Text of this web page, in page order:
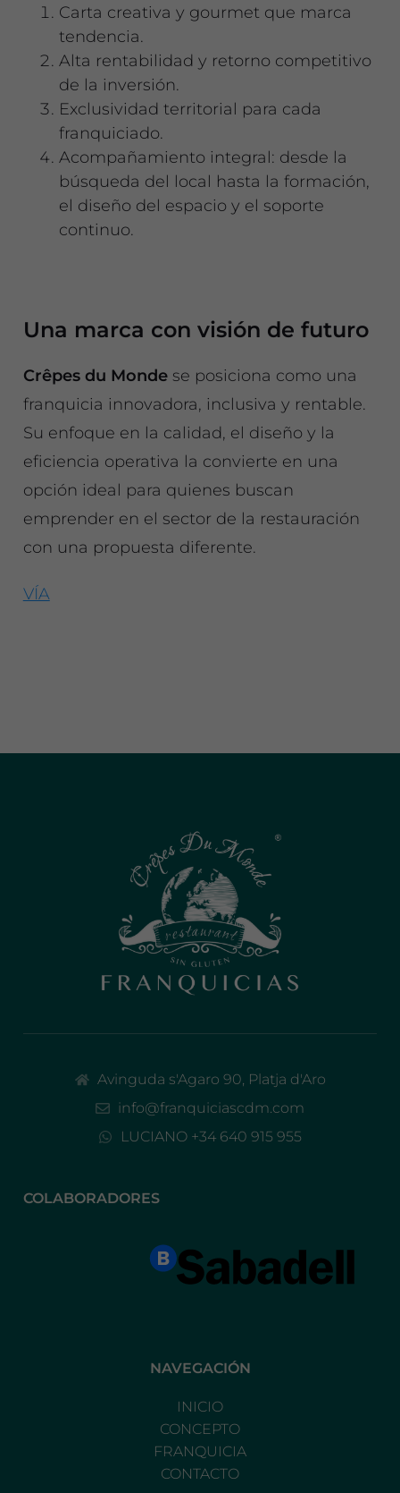
Carta creativa y gourmet que marca
tendencia.
Alta rentabilidad y retorno competitivo
de la inversión.
Exclusividad territorial para cada
franquiciado.
Acompañamiento integral: desde la
búsqueda del local hasta la formación,
el diseño del espacio y el soporte
continuo.
Una marca con visión de futuro
Crêpes du Mondese posiciona como una
franquicia innovadora, inclusiva y rentable.
Su enfoque en la calidad, el diseño y la
eficiencia operativa la convierte en una
opción ideal para quienes buscan
emprender en el sector de la restauración
con una propuesta diferente.
VÍA
COLABORADORES
Avinguda s'Agaro 90, Platja d'Aro
info@franquiciascdm.com
LUCIANO +34 640 915 955
NAVEGACIÓN
INICIO
CONCEPTO
FRANQUICIA
CONTACTO